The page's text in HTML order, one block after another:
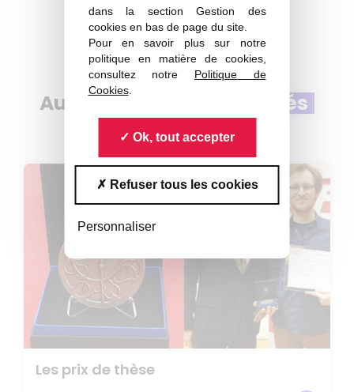
dans la section Gestion des
cookies en bas de page du site.
Pour en savoir plus sur notre
politique en matière de cookies,
consultez notre Politique de
Cookies.
Ok, tout accepter
Refuser tous les cookies
Personnaliser
Autres contenus associés
Les prix de thèse